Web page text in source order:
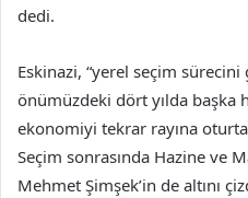
dedi.
Eskinazi, “yerel seçim sürecini
önümüzdeki dört yılda başka
ekonomiyi tekrar rayına
Seçim sonrasında Hazine ve
Mehmet Şimşek’in de altını